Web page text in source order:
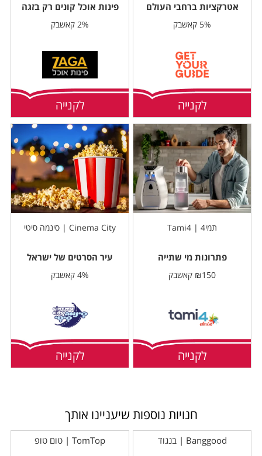
אטרקציות ברחבי העולם
5% קאשבק
לקנייה
פינות אוכל קונים רק בזגה
2% קאשבק
לקנייה
תמי4 | Tami4
פתרונות מי שתייה
₪150 קאשבק
לקנייה
Cinema City | סינמה סיטי
עיר הסרטים של ישראל
4% קאשבק
לקנייה
חנויות נוספות שיעניינו אותך
Banggood | בנגוד TomTop | טום טופ